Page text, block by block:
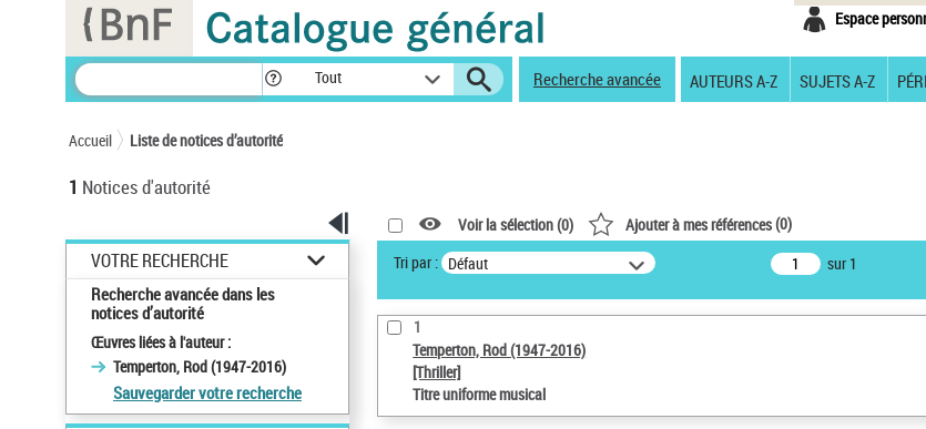
Espace
Tout Recherche avancée AUTEURS A-Z SUJETS A-Z
Accueil Liste de notices d’autorité
1 Notices d'autorité
VOTRE RECHERCHE
Recherche avancée dans les
notices d’autorité
Œuvres liées à l'auteur :
Temperton, Rod (1947-2016)
Sauvegarder votre recherche
Voir la sélection (0) Ajouter à mes références(0)
Tri par : Défaut sur 1
1
Temperton, Rod (1947-2016)
[Thriller]
Titre uniforme musical
Panneau de gestion des cookies